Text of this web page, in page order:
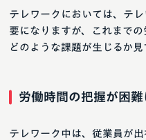
テレワークにおいては、テ
要になりますが、これまで
どのような課題が生じるか見
労働時間の把握が困難
テレワーク中は、従業員が